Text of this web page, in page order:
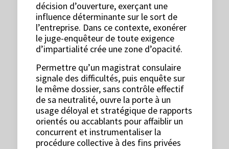
décision d’ouverture, exerçant une
influence déterminante sur le sort de
l’entreprise. Dans ce contexte, exonérer
le juge-enquêteur de toute exigence
d’impartialité crée une zone d’opacité.
Permettre qu’un magistrat consulaire
signale des difficultés, puis enquête sur
le même dossier, sans contrôle effectif
de sa neutralité, ouvre la porte à un
usage déloyal et stratégique de rapports
orientés ou accablants pour affaiblir un
concurrent et instrumentaliser la
procédure collective à des fins privées